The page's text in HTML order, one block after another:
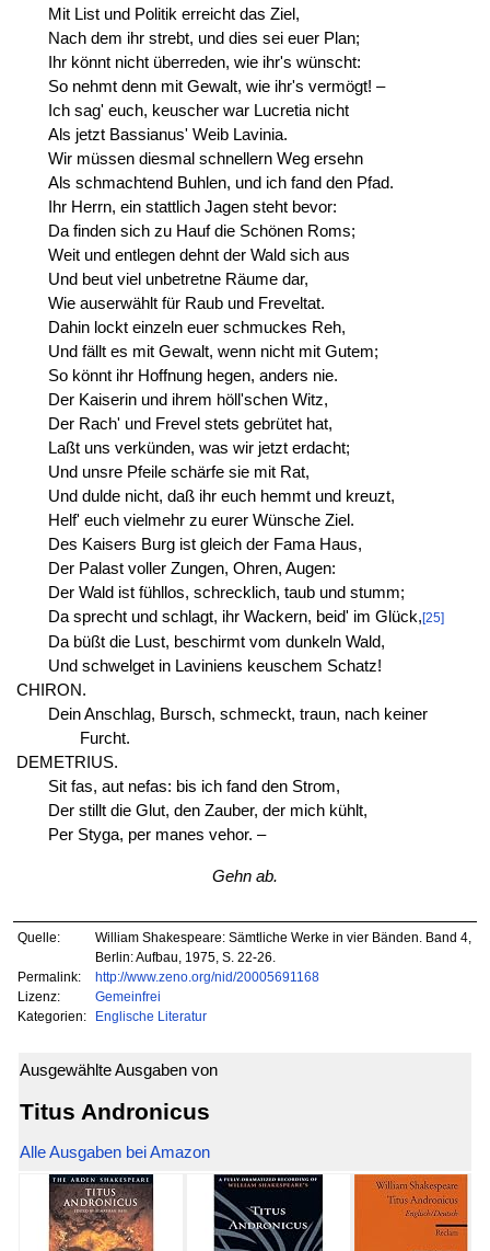
Mit List und Politik erreicht das Ziel,
Nach dem ihr strebt, und dies sei euer Plan;
Ihr könnt nicht überreden, wie ihr's wünscht:
So nehmt denn mit Gewalt, wie ihr's vermögt! –
Ich sag' euch, keuscher war Lucretia nicht
Als jetzt Bassianus' Weib Lavinia.
Wir müssen diesmal schnellern Weg ersehn
Als schmachtend Buhlen, und ich fand den Pfad.
Ihr Herrn, ein stattlich Jagen steht bevor:
Da finden sich zu Hauf die Schönen Roms;
Weit und entlegen dehnt der Wald sich aus
Und beut viel unbetretne Räume dar,
Wie auserwählt für Raub und Freveltat.
Dahin lockt einzeln euer schmuckes Reh,
Und fällt es mit Gewalt, wenn nicht mit Gutem;
So könnt ihr Hoffnung hegen, anders nie.
Der Kaiserin und ihrem höll'schen Witz,
Der Rach' und Frevel stets gebrütet hat,
Laßt uns verkünden, was wir jetzt erdacht;
Und unsre Pfeile schärfe sie mit Rat,
Und dulde nicht, daß ihr euch hemmt und kreuzt,
Helf' euch vielmehr zu eurer Wünsche Ziel.
Des Kaisers Burg ist gleich der Fama Haus,
Der Palast voller Zungen, Ohren, Augen:
Der Wald ist fühllos, schrecklich, taub und stumm;
Da sprecht und schlagt, ihr Wackern, beid' im Glück,[25]
Da büßt die Lust, beschirmt vom dunkeln Wald,
Und schwelget in Laviniens keuschem Schatz!
CHIRON.
Dein Anschlag, Bursch, schmeckt, traun, nach keiner
Furcht.
DEMETRIUS.
Sit fas, aut nefas: bis ich fand den Strom,
Der stillt die Glut, den Zauber, der mich kühlt,
Per Styga, per manes vehor. –
Gehn ab.
Quelle:
William Shakespeare: Sämtliche Werke in vier Bänden. Band 4,
Berlin: Aufbau, 1975, S. 22-26.
Permalink:
http://www.zeno.org/nid/20005691168
Lizenz:
Gemeinfrei
Kategorien:
Englische Literatur
Ausgewählte Ausgaben von
Titus Andronicus
Alle Ausgaben bei Amazon